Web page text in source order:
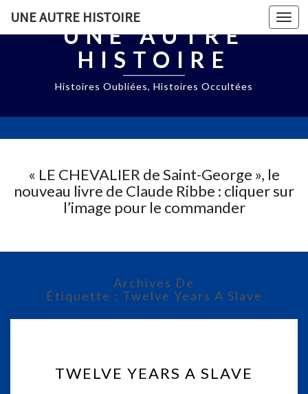
UNE AUTRE HISTOIRE
UNE AUTRE
HISTOIRE
Histoires Oubliées, Histoires Occultées
« LE CHEVALIER de Saint-George », le
nouveau livre de Claude Ribbe : cliquer sur
l’image pour le commander
Archives De
Étiquette : Twelve Years A Slave
W
TWELVE YEARS A SLAVE